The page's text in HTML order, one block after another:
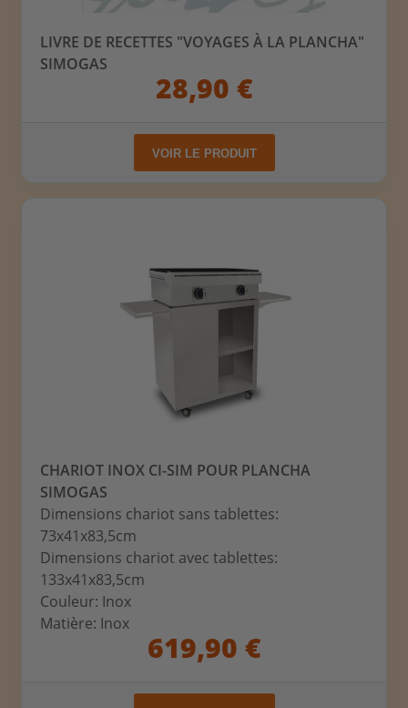
LIVRE DE RECETTES "VOYAGES À LA PLANCHA"
SIMOGAS
28,90 €
VOIR LE PRODUIT
CHARIOT INOX CI-SIM POUR PLANCHA
SIMOGAS
Dimensions chariot sans tablettes:
73x41x83,5cm
Dimensions chariot avec tablettes:
133x41x83,5cm
Couleur: Inox
Matière: Inox
619,90 €